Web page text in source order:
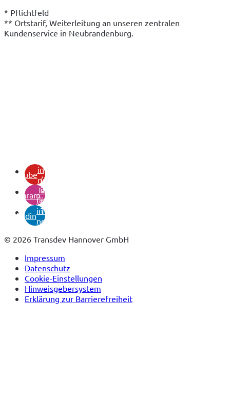
* Pflichtfeld
** Ortstarif, Weiterleitung an unseren zentralen
Kundenservice in Neubrandenburg.
youtubein
neuem
Tab)
instagram
(öffnet
in
neuem
Tab)
linkedin
(öffnet
in
neuem
© 2026 Transdev Hannover GmbH
Impressum
Datenschutz
Cookie-Einstellungen
Hinweisgebersystem
Erklärung zur Barrierefreiheit